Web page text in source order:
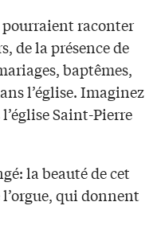
pourraient raconter
de la présence de
baptêmes,
l’église. Imaginez
Saint-Pierre
la beauté de cet
qui donnent